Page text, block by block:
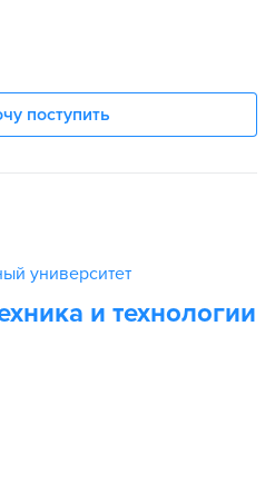
поступить
университет
и технологии